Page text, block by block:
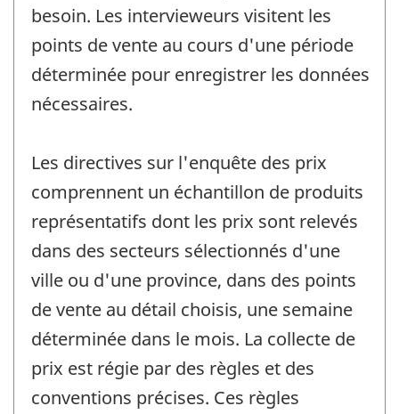
besoin. Les intervieweurs visitent les
points de vente au cours d'une période
déterminée pour enregistrer les données
nécessaires.
Les directives sur l'enquête des prix
comprennent un échantillon de produits
représentatifs dont les prix sont relevés
dans des secteurs sélectionnés d'une
ville ou d'une province, dans des points
de vente au détail choisis, une semaine
déterminée dans le mois. La collecte de
prix est régie par des règles et des
conventions précises. Ces règles